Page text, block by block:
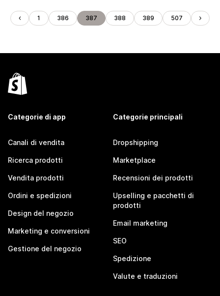
1 386 387 388 389 507
Categorie di app
Canali di vendita
Ricerca prodotti
Vendita prodotti
Ordini e spedizioni
Design del negozio
Marketing e conversioni
Gestione del negozio
Categorie principali
Dropshipping
Marketplace
Recensioni dei prodotti
Upselling e pacchetti di
prodotti
Email marketing
SEO
Spedizione
Valute e traduzioni